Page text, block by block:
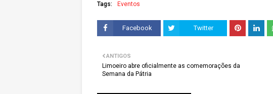
Tags: Eventos
Facebook Twitter
ANTIGOS
Limoeiro abre oficialmente as comemorações da
Semana da Pátria